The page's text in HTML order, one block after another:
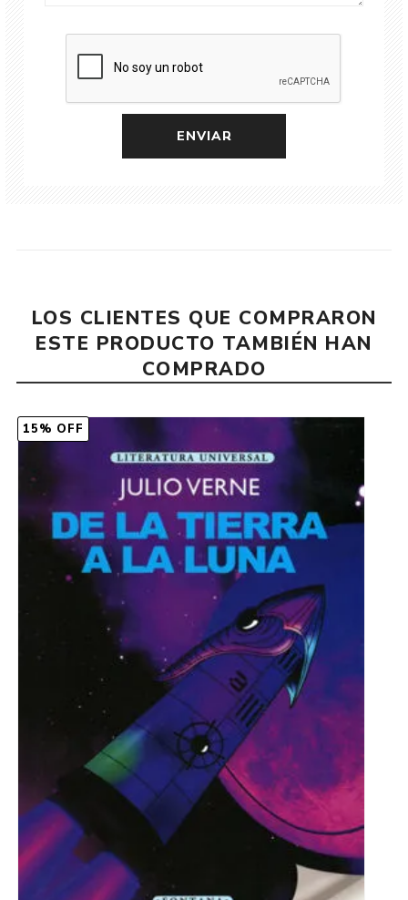
LOS CLIENTES QUE COMPRARON
ESTE PRODUCTO TAMBIÉN HAN
COMPRADO
15% OFF